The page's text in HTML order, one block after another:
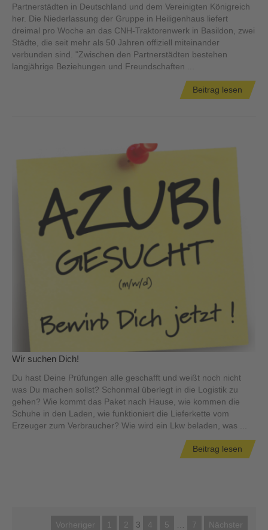
Partnerstädten in Deutschland und dem Vereinigten Königreich
her. Die Niederlassung der Gruppe in Heiligenhaus liefert
dreimal pro Woche an das CNH-Traktorenwerk in Basildon, zwei
Städte, die seit mehr als 50 Jahren offiziell miteinander
verbunden sind. "Zwischen den Partnerstädten bestehen
langjährige Beziehungen und Freundschaften ...
Beitrag lesen
Wir suchen Dich!
Du hast Deine Prüfungen alle geschafft und weißt noch nicht
was Du machen sollst? Schonmal überlegt in die Logistik zu
gehen? Wie kommt das Paket nach Hause, wie kommen die
Schuhe in den Laden, wie funktioniert die Lieferkette vom
Erzeuger zum Verbraucher? Wie wird ein Lkw beladen, was ...
Beitrag lesen
Vorheriger 2 3 4 5 7 Nächster